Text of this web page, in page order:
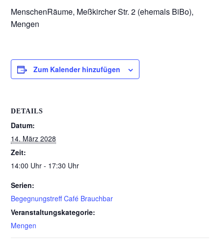
MenschenRäume, Meßkircher Str. 2 (ehemals BiBo),
Mengen
Zum Kalender hinzufügen
DETAILS
Datum:
14. März 2028
Zeit:
14:00 Uhr - 17:30 Uhr
Serien:
Begegnungstreff Café Brauchbar
Veranstaltungskategorie:
Mengen